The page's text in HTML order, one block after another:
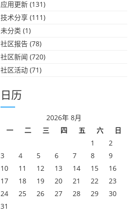
应用更新 (131)
技术分享 (111)
未分类 (1)
社区报告 (78)
社区新闻 (720)
社区活动 (71)
日历
2026年 8月
一
二 三 四 五 六
日
1
2
3
4 5 6 7 8
9
10
11 12 13 14 15
16
17
18 19 20 21 22
23
24
25 26 27 28 29
30
31